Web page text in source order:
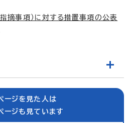
摘事項）に対する措置事項の公表
ージを見た人は
ージも見ています